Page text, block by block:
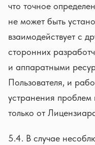
что точное
не может быть
взаимодействует с
сторонних
и аппаратными
Пользователя, и
устранения проблем
только от
5.4. В случае